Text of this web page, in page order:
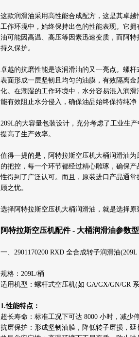
这款润滑油采用高性能合成配方，这是其卓
工作环境中，始终保持出色的性能表现。它
油可能因高温、高压等因素迅速变质，而阿
持久保护。
卓越的抗磨性能是该润滑油的又一亮点。螺
表面形成一层坚韧且均匀的油膜，有效隔离
化。在潮湿的工作环境中，水分容易混入润
能有效阻止水分侵入，确保油品始终保持纯净
209L的大容量包装设计，充分考虑了工业生
提高了生产效率。
值得一提的是，阿特拉斯空压机大桶润滑油
的把控，每一个环节都经过精心雕琢，确保
性得到了广泛认可。而且，原装进口产品通
顾之忧。
选择阿特拉斯空压机大桶润滑油，就是选择
阿特拉斯空压机配件 - 大桶润滑油参数
一、2901170200 RXD 全合成转子润滑油(209L
规格：209L/桶
适用机型：螺杆式空压机(如 GA/GX/GN/GR
1.性能特点：
超长寿命：标准工况下可达 8000 小时，减少
抗磨保护：形成坚韧油膜，降低转子磨损，延